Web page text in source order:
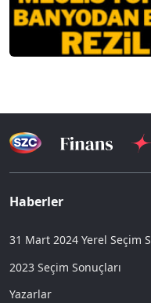
Haberler
31 Mart 2024 Yerel Seçim
2023 Seçim Sonuçları
Yazarlar